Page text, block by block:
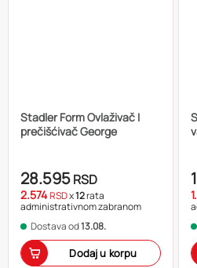
Stadler Form Ovlaživač I
prečišćivač George
28.595RSD
2.574RSDx12rata
administrativnom zabranom
Dostava od13.08.
Dodaj u korpu